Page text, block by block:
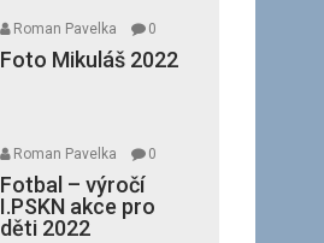
Roman Pavelka 0
Foto Mikuláš 2022
Roman Pavelka 0
Fotbal – výročí
I.PSKN akce pro
děti 2022